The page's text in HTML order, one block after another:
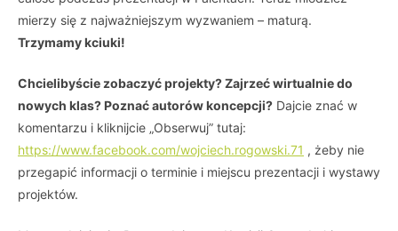
mierzy się z najważniejszym wyzwaniem – maturą.
Trzymamy kciuki!
Chcielibyście zobaczyć projekty? Zajrzeć wirtualnie do
nowych klas? Poznać autorów koncepcji? Dajcie znać w
komentarzu i kliknijcie „Obserwuj” tutaj:
https://www.facebook.com/wojciech.rogowski.71 , żeby nie
przegapić informacji o terminie i miejscu prezentacji i wystawy
projektów.